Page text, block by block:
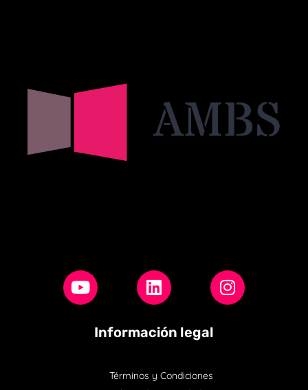
Información legal
Términos y Condiciones